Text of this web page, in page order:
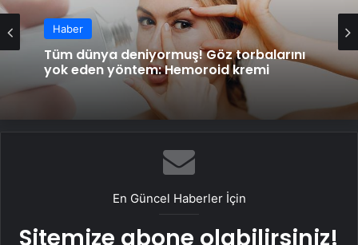
Haber
yok eden yöntem: Hemoroid kremi
Haber
Tabaktaki, bardaktaki kokuya son!
Yıkansa da bazen çıkmıyor, 2 malzeme
En Güncel Haberler İçin
Sitemize abone olabilirsiniz!